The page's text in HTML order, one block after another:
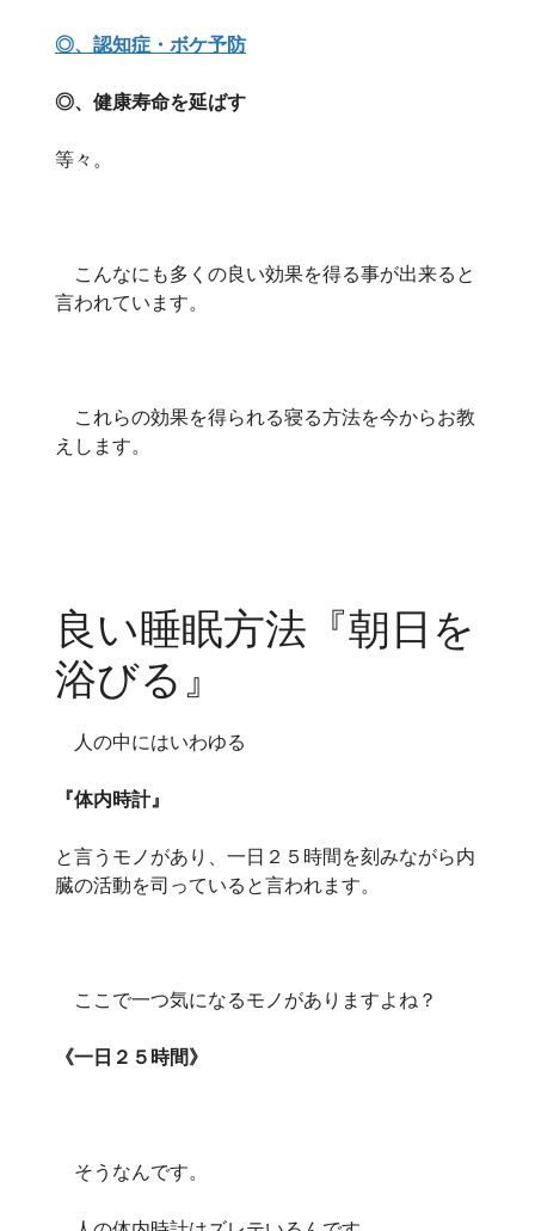
◎、認知症・ボケ予防
◎、健康寿命を延ばす
等々。
こんなにも多くの良い効果を得る事が出来ると
言われています。
これらの効果を得られる寝る方法を今からお教
えします。
良い睡眠方法『朝日を
浴びる』
人の中にはいわゆる
『体内時計』
と言うモノがあり、一日２５時間を刻みながら内
臓の活動を司っていると言われます。
ここで一つ気になるモノがありますよね？
《一日２５時間》
そうなんです。